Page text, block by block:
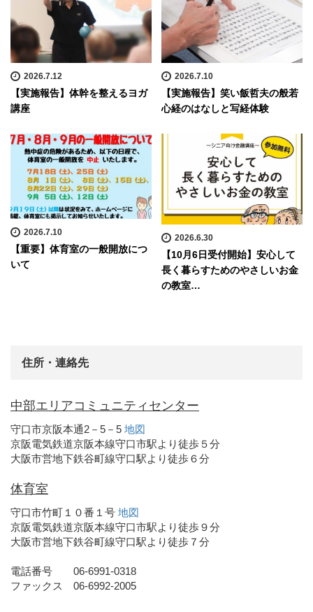
2026.7.12
【実施報告】体幹を整えるヨガ
講座
2026.7.10
【実施報告】笑い飯哲夫の般若
心経のはなしと写経体験
2026.7.10
【重要】体育室の一般開放につ
いて
2026.6.30
【10月6日受付開始】安心して
長く暮らすためのやさしいお金
の教室…
住所・連絡先
中部エリアコミュニティセンター
守口市京阪本通2－5－5 地図
京阪電気鉄道京阪本線守口市駅より徒歩５分
大阪市営地下鉄谷町線守口駅より徒歩６分
体育室
守口市竹町１０番１号 地図
京阪電気鉄道京阪本線守口市駅より徒歩９分
大阪市営地下鉄谷町線守口駅より徒歩７分
電話番号 06-6991-0318
ファックス 06-6992-2005